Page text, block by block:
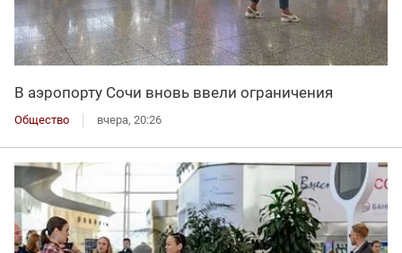
В аэропорту Сочи вновь ввели ограничения
Общество вчера, 20:26